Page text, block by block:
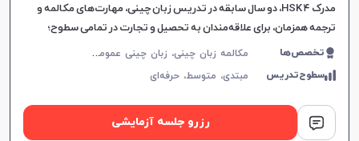
مدرک HSK ۴، دو سال سابقه در تدریس زبان چینی، مهارت‌های مکالمه و
ترجمه همزمان، برای علاقه‌مندان به تحصیل و تجارت در تمامی سطوح؛
ارتقاء توانایی زبان‌آموزان در محیط‌های واقعی.
تخصص‌ها م
کالمه زبان چینی، زبان چینی عمومی، زبان چینی تجاری
سطوح‌تدریس مبتدی، متوسط،حرفه‌ای
رزرو جلسه آزمایشی